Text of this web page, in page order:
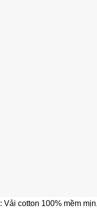
: Vải cotton 100% mềm